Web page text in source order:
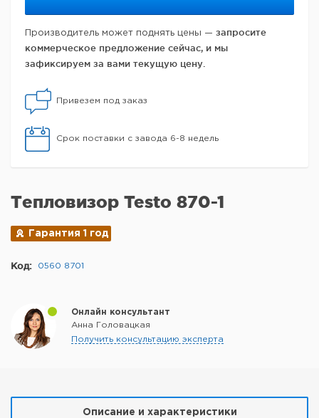
Производитель может поднять цены — запросите
коммерческое предложение сейчас, и мы
зафиксируем за вами текущую цену.
Привезем под заказ
Срок поставки с завода 6-8 недель
Тепловизор Testo 870-1
Гарантия 1 год
Код: 0560 8701
Онлайн консультант
Анна Головацкая
Получить консультацию эксперта
Описание и характеристики